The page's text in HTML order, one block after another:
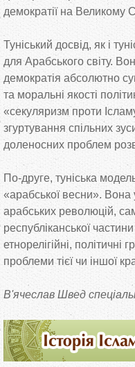
демократії на Великому
Туніський досвід, як і
для Арабського світу.
демократія абсолютно
та моральні якості
«секуляризм проти
згуртування спільних
доленосних проблем
По-друге, туніська
«арабської весни». Вона
арабських революцій,
республіканської
етнорелігійні, політичні
проблеми тієї чи іншої
В'ячеслав Швед